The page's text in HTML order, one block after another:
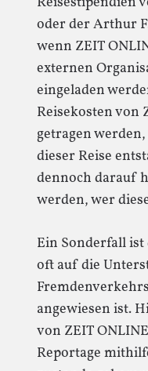
oder der Arthur
wenn ZEIT
externen
eingeladen
Reisekosten von
getragen
dieser Reise
dennoch darauf
werden, wer
Ein Sonderfall ist
oft auf die
angewiesen ist.
von ZEIT
Reportage